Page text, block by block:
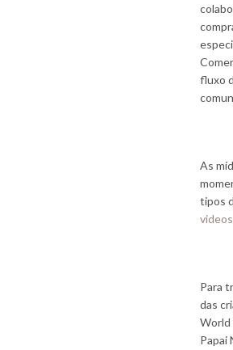
fluxo
As
tipos
Para
das
World
Papai